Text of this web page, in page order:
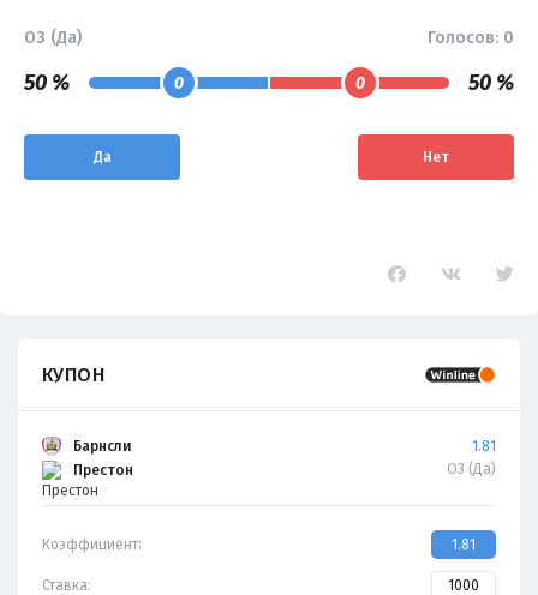
ОЗ (Да) Голосов: 0
50 % 0 0 50 %
Да Нет
КУПОН
Барнсли
Престон
1.81
ОЗ (Да)
Коэффициент: 1.81
Ставка: